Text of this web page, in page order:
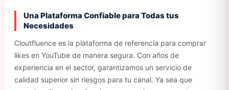
Una Plataforma Confiable para Todas tus
Necesidades
Cloutfluence es la plataforma de referencia para comprar
likes en YouTube de manera segura. Con años de
experiencia en el sector, garantizamos un servicio de
calidad superior sin riesgos para tu canal. Ya sea que